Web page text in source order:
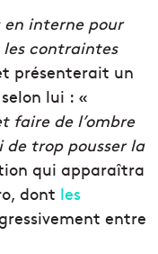
en interne pour
les contraintes
présenterait un
lui : «
faire de l’ombre
trop pousser la
qui apparaîtra
dont les
entre